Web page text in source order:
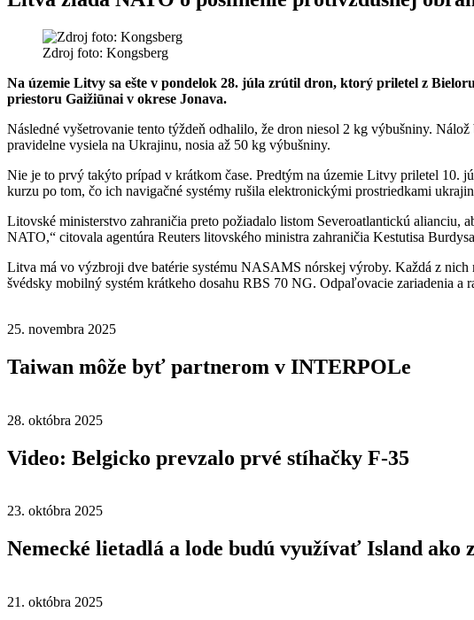
Zdroj foto: Kongsberg
Na územie Litvy sa ešte v pondelok 28. júla zrútil dron, ktorý priletel z
priestoru Gaižiūnai v okrese Jonava.
Následné vyšetrovanie tento týždeň odhalilo, že dron niesol 2 kg výbušniny.
pravidelne vysiela na Ukrajinu, nosia až 50 kg výbušniny.
Nie je to prvý takýto prípad v krátkom čase. Predtým na územie Litvy priletel 10.
kurzu po tom, čo ich navigačné systémy rušila elektronickými prostriedkami
Litovské ministerstvo zahraničia preto požiadalo listom Severoatlantickú
NATO,“ citovala agentúra Reuters litovského ministra zahraničia Kestutisa
Litva má vo výzbroji dve batérie systému NASAMS nórskej výroby. Každá z
švédsky mobilný systém krátkeho dosahu RBS 70 NG. Odpaľovacie zariadenia
25. novembra 2025
Taiwan môže byť partnerom v INTERPOLe
28. októbra 2025
Video: Belgicko prevzalo prvé stíhačky F-35
23. októbra 2025
Nemecké lietadlá a lode budú využívať Island ako
21. októbra 2025